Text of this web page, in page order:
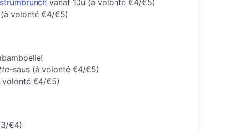
vanaf 10u (à volonté €4/€5)
(à volonté €4/€5)
-saus (à volonté €4/€5)
volonté €4/€5)
€4)